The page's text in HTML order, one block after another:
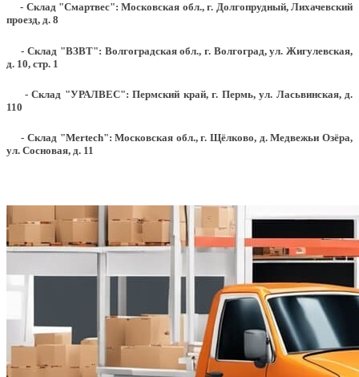
- Склад "Смартвес":Московская обл., г. Долгопрудный, Лихачевский
проезд, д. 8
- Склад "ВЗВТ": Волгоградская обл., г. Волгоград, ул. Жигулевская,
д. 10, стр. 1
- Склад "УРАЛВЕС": Пермский край, г. Пермь, ул. Ласьвинская, д.
110
- Склад "Mertech": Московская обл., г. Щёлково, д. Медвежьи Озёра,
ул. Сосновая, д. 11